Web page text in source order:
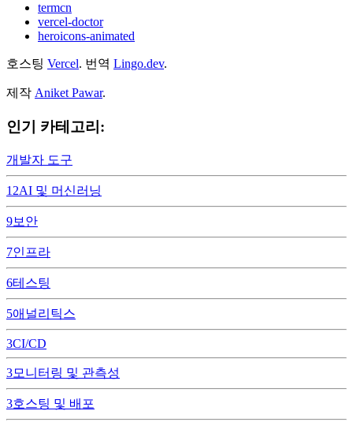
termcn
vercel-doctor
heroicons-animated
호스팅 Vercel. 번역 Lingo.dev.
제작 Aniket Pawar.
인기 카테고리:
개발자 도구
12AI 및 머신러닝
9보안
7인프라
6테스팅
5애널리틱스
3CI/CD
3모니터링 및 관측성
3호스팅 및 배포